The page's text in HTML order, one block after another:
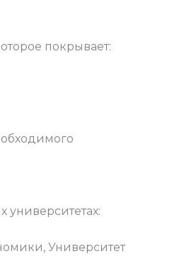
покрывает:
Университет